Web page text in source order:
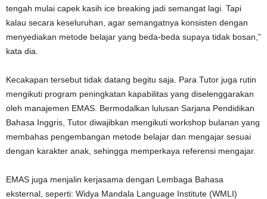
tengah mulai capek kasih ice breaking jadi semangat lagi. Tapi
kalau secara keseluruhan, agar semangatnya konsisten dengan
menyediakan metode belajar yang beda-beda supaya tidak bosan,”
kata dia.
Kecakapan tersebut tidak datang begitu saja. Para Tutor juga rutin
mengikuti program peningkatan kapabilitas yang diselenggarakan
oleh manajemen EMAS. Bermodalkan lulusan Sarjana Pendidikan
Bahasa Inggris, Tutor diwajibkan mengikuti workshop bulanan yang
membahas pengembangan metode belajar dan mengajar sesuai
dengan karakter anak, sehingga memperkaya referensi mengajar.
EMAS juga menjalin kerjasama dengan Lembaga Bahasa
eksternal, seperti: Widya Mandala Language Institute (WMLI)